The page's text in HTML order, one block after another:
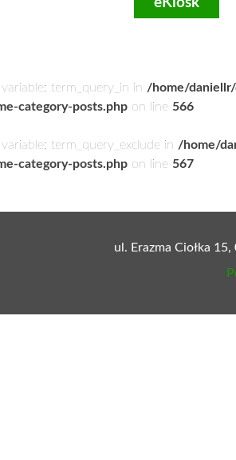
eKiosk
term_query_in in /home/
category-posts.php on line 566
term_query_exclude in /home/
category-posts.php on line 567
ul. Erazma Ciołka